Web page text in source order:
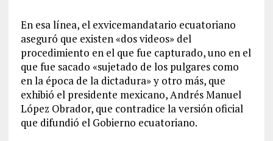
En esa línea, el exvicemandatario ecuatoriano
aseguró que existen «dos videos» del
procedimiento en el que fue capturado, uno en el
que fue sacado «sujetado de los pulgares como
en la época de la dictadura» y otro más, que
exhibió el presidente mexicano, Andrés Manuel
López Obrador, que contradice la versión oficial
que difundió el Gobierno ecuatoriano.